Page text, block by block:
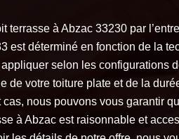
terrasse à Abzac 33230 par
est déterminé en fonction de la
appliquer selon les configurations
de votre toiture plate et de la
cas, nous pouvons vous garantir
à Abzac est raisonnable et